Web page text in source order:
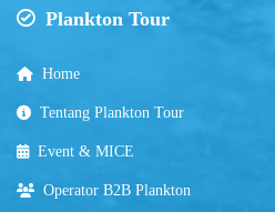
Plankton Tour
Home
Tentang Plankton Tour
Event & MICE
Operator B2B Plankton